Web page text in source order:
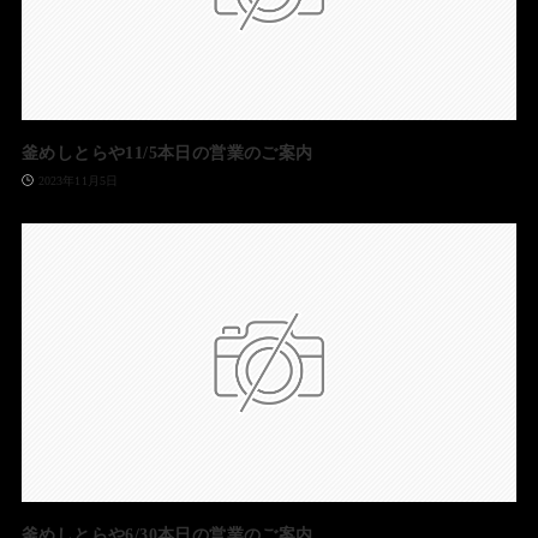
釜めしとらや11/5本日の営業のご案内
2023年11月5日
釜めしとらや6/30本日の営業のご案内